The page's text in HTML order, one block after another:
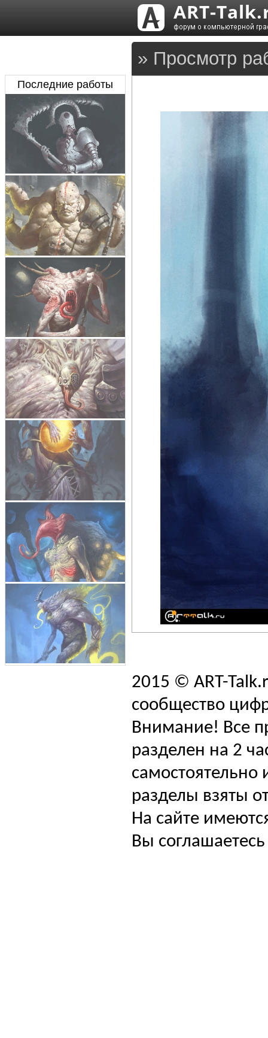
» Просмотр
Последние работы
2015 © ART-
сообщество
Внимание! Все
разделен на 2
самостоятельно
разделы взяты
На сайте
Вы